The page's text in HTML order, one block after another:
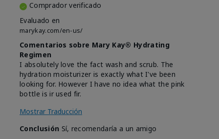
Comprador verificado
Evaluado en
marykay.com/en-us/
Comentarios sobre Mary Kay® Hydrating
Regimen
I absolutely love the fact wash and scrub. The
hydration moisturizer is exactly what I've been
looking for. However I have no idea what the pink
bottle is ir used fir.
Mostrar Traducción
Conclusión Sí, recomendaría a un amigo